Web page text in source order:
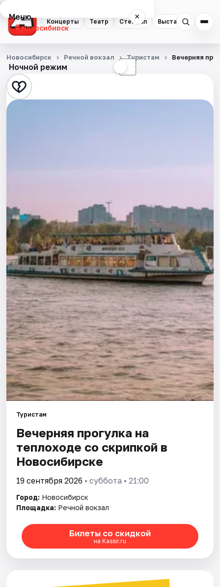
Концерты Театр Стендап Выставки
Меню ×
Новосибирск
Концерты
Театр
Стендап
События
Города
Площадки
Артисты
Рейтинги
Ночной режим ☾
Новосибирск Речной вокзал Туристам Вечерняя
Туристам
Вечерняя прогулка на
теплоходе со скрипкой в
Новосибирске
19 сентября 2026 • суббота • 21:00
Город: Новосибирск
Площадка: Речной вокзал
Билеты со скидкой
на Kassir.ru